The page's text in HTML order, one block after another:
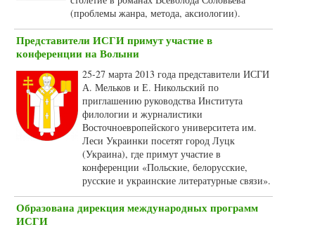
(проблемы жанра, метода, аксиологии).
Представители ИСГИ примут участие в
конференции на Волыни
25-27 марта 2013 года представители ИСГИ
А. Мельков и Е. Никольский по
приглашению руководства Института
филологии и журналистики
Восточноевропейского университета им.
Леси Украинки посетят город Луцк
(Украина), где примут участие в
конференции «Польские, белорусские,
русские и украинские литературные связи».
Образована дирекция международных программ
ИСГИ